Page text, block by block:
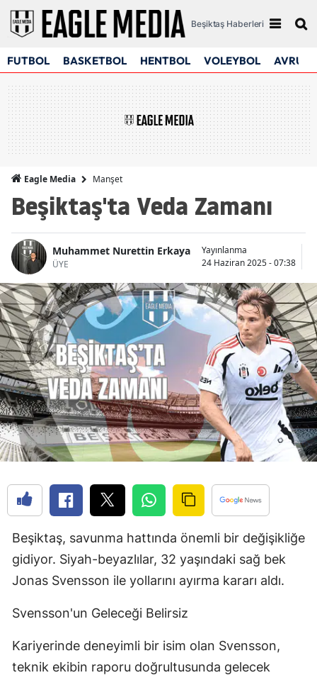
Beşiktaş Haberleri
FUTBOL BASKETBOL HENTBOL VOLEYBOL
Eagle Media Manşet
Beşiktaş'ta Veda Zamanı
Muhammet Nurettin Erkaya
ÜYE
Yayınlanma
24 Haziran 2025 - 07:38
Beşiktaş, savunma hattında önemli bir değişikliğe
gidiyor. Siyah-beyazlılar, 32 yaşındaki sağ bek
Jonas Svensson ile yollarını ayırma kararı aldı.
Svensson'un Geleceği Belirsiz
Kariyerinde deneyimli bir isim olan Svensson,
teknik ekibin raporu doğrultusunda gelecek